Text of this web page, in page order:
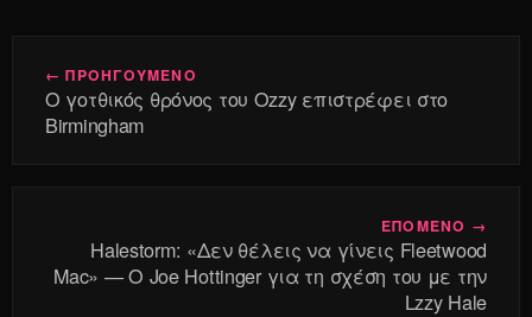
← ΠΡΟΗΓΟΥΜΕΝΟ
Ο γοτθικός θρόνος του Ozzy επιστρέφει στο
Birmingham
ΕΠΟΜΕΝΟ →
Halestorm: «Δεν θέλεις να γίνεις Fleetwood
Mac» — Ο Joe Hottinger για τη σχέση του με την
Lzzy Hale